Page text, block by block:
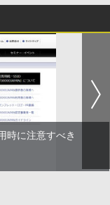
時に注意すべき